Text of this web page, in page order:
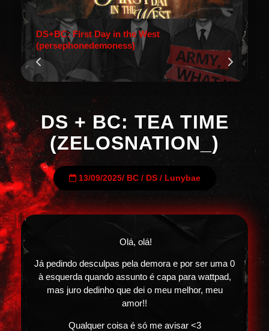
DS+BC: First Day in the West
(persephonedemoness)
DS + BC: TEA TIME
(ZELOSNATION_)
13/09/2025/ BC/ DS/ Lunybae
Olá, olá!
Já pedindo desculpas pela demora e por ser uma 0
à esquerda quando assunto é capa para wattpad,
mas juro dedinho que dei o meu melhor, meu
amor!!
Qualquer coisa é só me avisar <3